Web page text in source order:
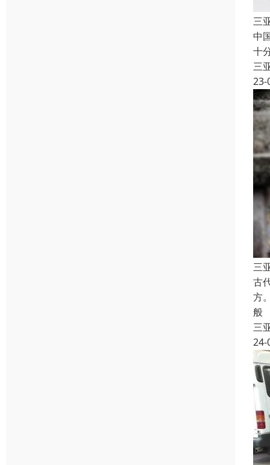
三
中
十
三
23-
三
古
方
般
三
24-